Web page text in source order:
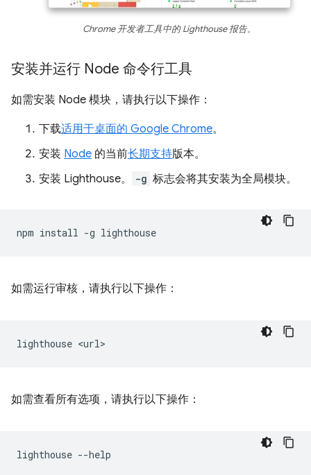
Chrome 开发者工具中的 Lighthouse 报告。
安装并运行 Node 命令行工具
如需安装 Node 模块，请执行以下操作：
下载适用于桌面的 Google Chrome。
安装 Node 的当前长期支持版本。
安装 Lighthouse。
-g 标志会将其安装为全局模块。
npm install -g
如需运行审核，请执行以下操作：
lighthouse
如需查看所有选项，请执行以下操作：
lighthouse